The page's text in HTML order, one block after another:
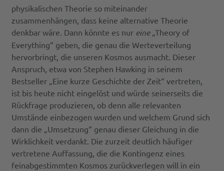
physikalischen Theorie so miteinander
zusammenhängen, dass keine alternative Theorie
denkbar wäre. Dann könnte es nur eine„Theory of
Everything“ geben, die genau die Werteverteilung
hervorbringt, die unseren Kosmos ausmacht. Dieser
Anspruch, etwa von Stephen Hawking in seinem
Bestseller „Eine kurze Geschichte der Zeit“ vertreten,
ist bis heute nicht eingelöst und würde seinerseits die
Rückfrage produzieren, ob denn alle relevanten
Umstände einbezogen wurden und welchem Grund sich
dann die „Umsetzung“ genau dieser Gleichung in die
Wirklichkeit verdankt. Die zurzeit deutlich häufiger
vertretene Auffassung, die die Kontingenz eines
feinabgestimmten Kosmos zurückverlegen will in ein